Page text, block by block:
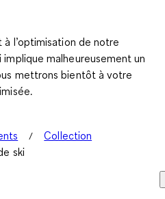
l’optimisation de notre
malheureusement un
mettrons bientôt à votre
Collection
ski